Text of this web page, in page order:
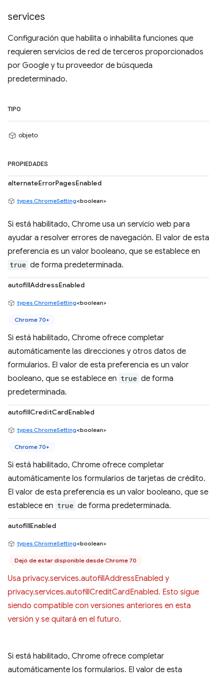
services
Configuración que habilita o inhabilita funciones que
requieren servicios de red de terceros proporcionados
por Google y tu proveedor de búsqueda
predeterminado.
TIPO
objeto
PROPIEDADES
alternateErrorPagesEnabled
types.ChromeSetting<boolean>
Si está habilitado, Chrome usa un servicio web para
ayudar a resolver errores de navegación. El valor de esta
preferencia es un valor booleano, que se establece en
true de forma predeterminada.
autofillAddressEnabled
types.ChromeSetting<boolean>
Chrome 70+
Si está habilitado, Chrome ofrece completar
automáticamente las direcciones y otros datos de
formularios. El valor de esta preferencia es un valor
booleano, que se establece en true de forma
predeterminada.
autofillCreditCardEnabled
types.ChromeSetting<boolean>
Chrome 70+
Si está habilitado, Chrome ofrece completar
automáticamente los formularios de tarjetas de crédito.
El valor de esta preferencia es un valor booleano, que se
establece en true de forma predeterminada.
autofillEnabled
types.ChromeSetting<boolean>
Dejó de estar disponible desde Chrome 70
Usa privacy.services.autofillAddressEnabled y
privacy.services.autofillCreditCardEnabled. Esto sigue
siendo compatible con versiones anteriores en esta
versión y se quitará en el futuro.
Si está habilitado, Chrome ofrece completar
automáticamente los formularios. El valor de esta